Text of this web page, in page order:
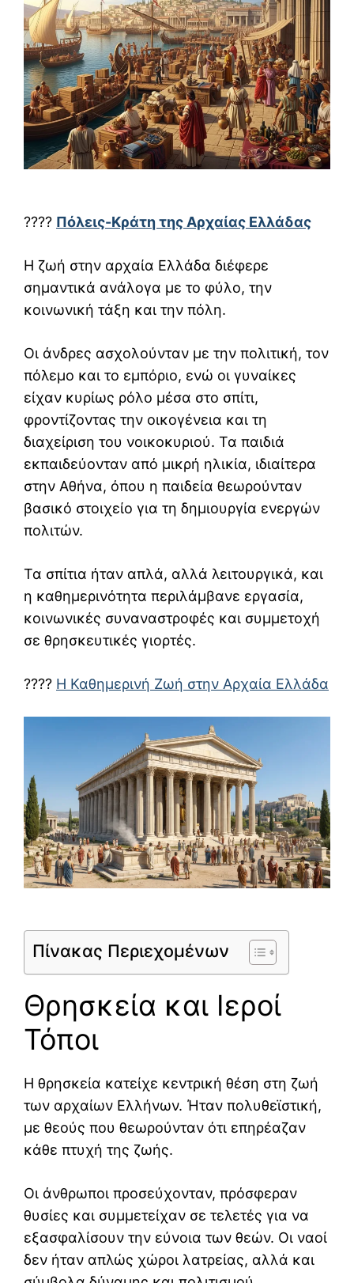
???? Πόλεις-Κράτη της Αρχαίας Ελλάδας
Η ζωή στην αρχαία Ελλάδα διέφερε
σημαντικά ανάλογα με το φύλο, την
κοινωνική τάξη και την πόλη.
Οι άνδρες ασχολούνταν με την πολιτική, τον
πόλεμο και το εμπόριο, ενώ οι γυναίκες
είχαν κυρίως ρόλο μέσα στο σπίτι,
φροντίζοντας την οικογένεια και τη
διαχείριση του νοικοκυριού. Τα παιδιά
εκπαιδεύονταν από μικρή ηλικία, ιδιαίτερα
στην Αθήνα, όπου η παιδεία θεωρούνταν
βασικό στοιχείο για τη δημιουργία ενεργών
πολιτών.
Τα σπίτια ήταν απλά, αλλά λειτουργικά, και
η καθημερινότητα περιλάμβανε εργασία,
κοινωνικές συναναστροφές και συμμετοχή
σε θρησκευτικές γιορτές.
???? Η Καθημερινή Ζωή στην Αρχαία Ελλάδα
Πίνακας Περιεχομένων
Θρησκεία και Ιεροί
Τόποι
Η θρησκεία κατείχε κεντρική θέση στη ζωή
των αρχαίων Ελλήνων. Ήταν πολυθεϊστική,
με θεούς που θεωρούνταν ότι επηρέαζαν
κάθε πτυχή της ζωής.
Οι άνθρωποι προσεύχονταν, πρόσφεραν
θυσίες και συμμετείχαν σε τελετές για να
εξασφαλίσουν την εύνοια των θεών. Οι ναοί
δεν ήταν απλώς χώροι λατρείας, αλλά και